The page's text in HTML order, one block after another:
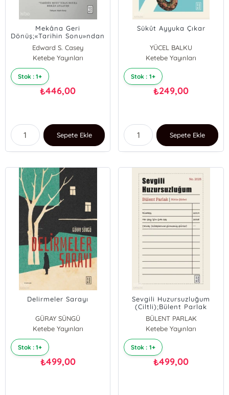
Mekâna Geri
Dönüş;«Tarihin Sonu»ndan
Sonra Mekân Anlayışı
Edward S. Casey
Ketebe Yayınları
Stok : 1+
₺446,00
Sepete Ekle
Sükût Ayyuka Çıkar
YÜCEL BALKU
Ketebe Yayınları
Stok : 1+
₺249,00
Sepete Ekle
Delirmeler Sarayı
GÜRAY SÜNGÜ
Ketebe Yayınları
Stok : 1+
₺499,00
Sevgili Huzursuzluğum
(Ciltli);Bülent Parlak
Bütün Şiirleri
BÜLENT PARLAK
Ketebe Yayınları
Stok : 1+
₺499,00